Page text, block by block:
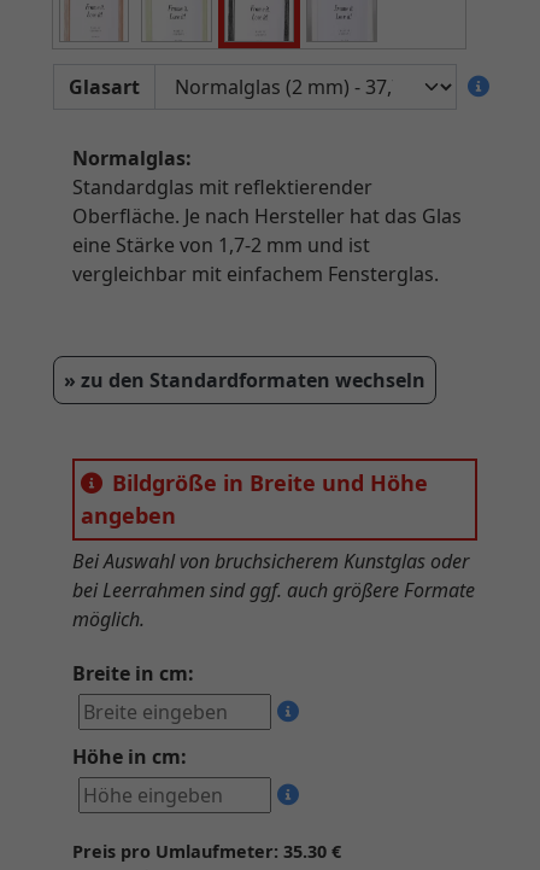
Glasart
Normalglas:
Standardglas mit reflektierender
Oberfläche. Je nach Hersteller hat das Glas
eine Stärke von 1,7-2 mm und ist
vergleichbar mit einfachem Fensterglas.
» zu den Standardformaten wechseln
Bildgröße in Breite und Höhe
angeben
Bei Auswahl von bruchsicherem Kunstglas oder
bei Leerrahmen sind ggf. auch größere Formate
möglich.
Breite in cm:
Höhe in cm:
Preis pro Umlaufmeter: 35.30 €